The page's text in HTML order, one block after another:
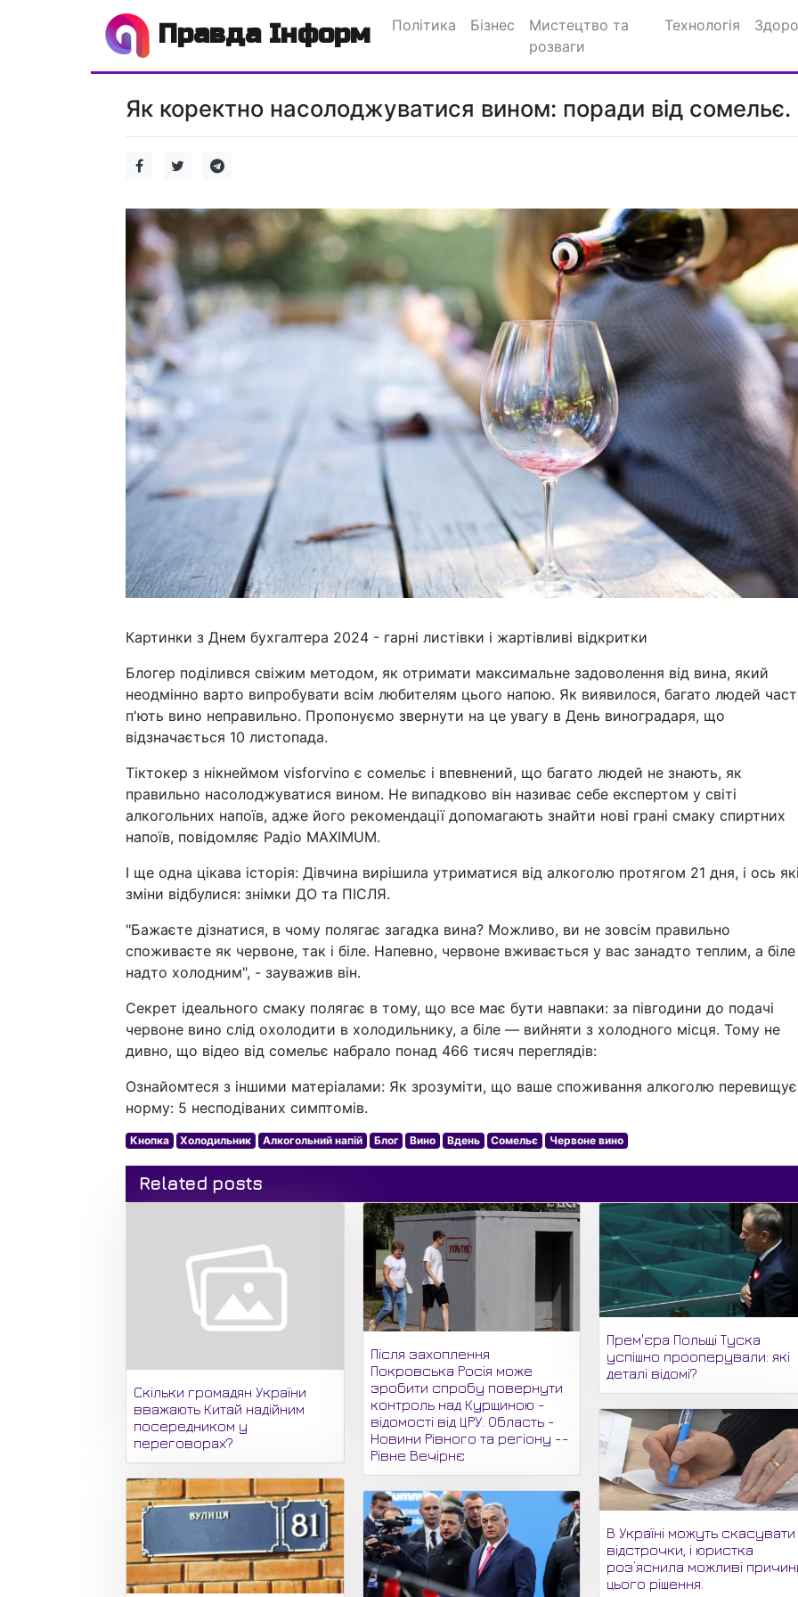
Правда Інформ Політика Бізнес
Мистецтво та
розваги
Технологія
Як коректно насолоджуватися вином: поради від сомельє.
Картинки з Днем бухгалтера 2024 - гарні листівки і жартівливі відкритки
Блогер поділився свіжим методом, як отримати максимальне задоволення від вина, який
неодмінно варто випробувати всім любителям цього напою. Як виявилося, багато людей
п'ють вино неправильно. Пропонуємо звернути на це увагу в День виноградаря, що
відзначається 10 листопада.
Тіктокер з нікнеймом visforvino є сомельє і впевнений, що багато людей не знають, як
правильно насолоджуватися вином. Не випадково він називає себе експертом у світі
алкогольних напоїв, адже його рекомендації допомагають знайти нові грані смаку спиртних
напоїв, повідомляє Радіо MAXIMUM.
І ще одна цікава історія: Дівчина вирішила утриматися від алкоголю протягом 21 дня, і ось
зміни відбулися: знімки ДО та ПІСЛЯ.
"Бажаєте дізнатися, в чому полягає загадка вина? Можливо, ви не зовсім правильно
споживаєте як червоне, так і біле. Напевно, червоне вживається у вас занадто теплим, а
надто холодним", - зауважив він.
Секрет ідеального смаку полягає в тому, що все має бути навпаки: за півгодини до подачі
червоне вино слід охолодити в холодильнику, а біле — вийняти з холодного місця. Тому не
дивно, що відео від сомельє набрало понад 466 тисяч переглядів:
Ознайомтеся з іншими матеріалами: Як зрозуміти, що ваше споживання алкоголю перевищує
норму: 5 несподіваних симптомів.
Кнопка Холодильник Алкогольний напій Блог Вино Вдень Сомельє Червоне вино
Related posts
Скільки громадян України
вважають Китай надійним
посередником у
переговорах?
Після захоплення
Покровська Росія може
зробити спробу повернути
контроль над Курщиною -
відомості від ЦРУ. Область -
Новини Рівного та регіону --
Рівне Вечірнє
Прем'єра Польщі Туска
успішно прооперували: які
деталі відомі?
В Україні можуть скасувати
відстрочки, і юристка
роз’яснила можливі
цього рішення.